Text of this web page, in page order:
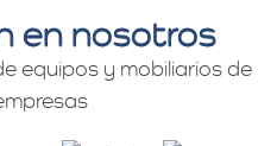
en nosotros
equipos y mobiliarios de